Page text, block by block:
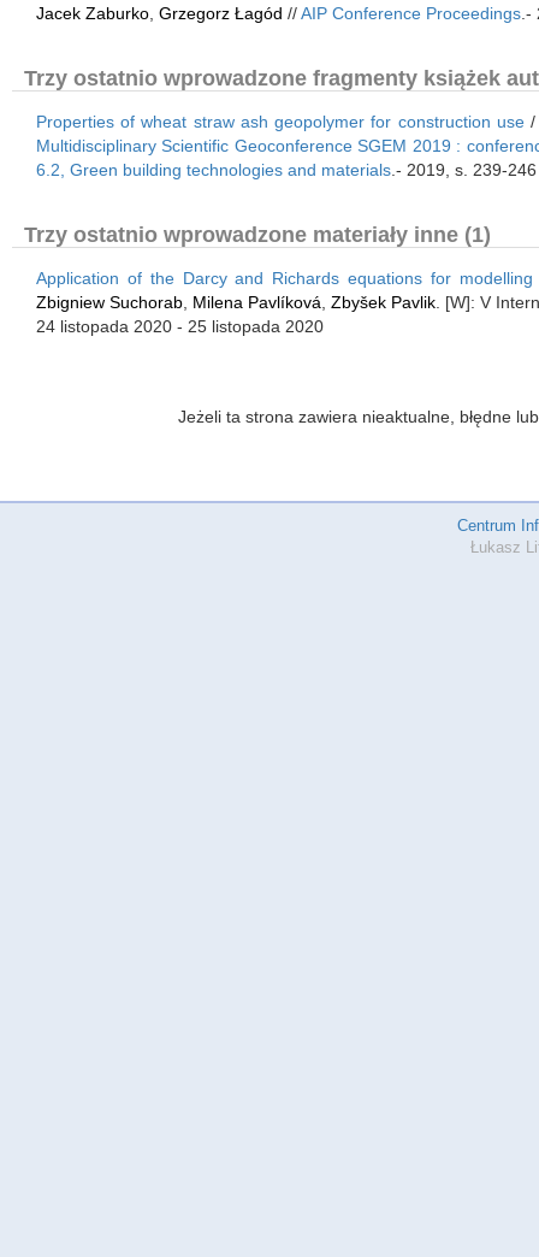
Jacek Zaburko Grzegorz Łagód //AIP Conference Proceedings
Trzy ostatnio wprowadzone fragmenty książek
Properties of wheat straw ash geopolymer for construction use/
Multidisciplinary Scientific Geoconference SGEM 2019 :
6.2, Green building technologies and materials .- 2019, s. 239-
Trzy ostatnio wprowadzone materiały inne (1)
Application of the Darcy and Richards equations for
Zbigniew Suchorab Milena Pavlíková ,Zbyšek Pavlik . [W]: V
24 listopada 2020 - 25 listopada 2020
Jeżeli ta strona zawiera nieaktualne, błędne
Centrum
Łukasz